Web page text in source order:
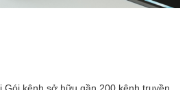
Gói kênh sở hữu gần 200 kênh truyền